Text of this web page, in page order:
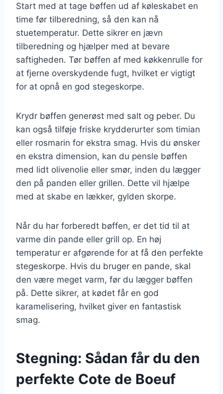
Start med at tage bøffen ud af køleskabet en
time før tilberedning, så den kan nå
stuetemperatur. Dette sikrer en jævn
tilberedning og hjælper med at bevare
saftigheden. Tør bøffen af med køkkenrulle for
at fjerne overskydende fugt, hvilket er vigtigt
for at opnå en god stegeskorpe.
Krydr bøffen generøst med salt og peber. Du
kan også tilføje friske krydderurter som timian
eller rosmarin for ekstra smag. Hvis du ønsker
en ekstra dimension, kan du pensle bøffen
med lidt olivenolie eller smør, inden du lægger
den på panden eller grillen. Dette vil hjælpe
med at skabe en lækker, gylden skorpe.
Når du har forberedt bøffen, er det tid til at
varme din pande eller grill op. En høj
temperatur er afgørende for at få den perfekte
stegeskorpe. Hvis du bruger en pande, skal
den være meget varm, før du lægger bøffen
på. Dette sikrer, at kødet får en god
karamelisering, hvilket giver en fantastisk
smag.
Stegning: Sådan får du den
perfekte Cote de Boeuf